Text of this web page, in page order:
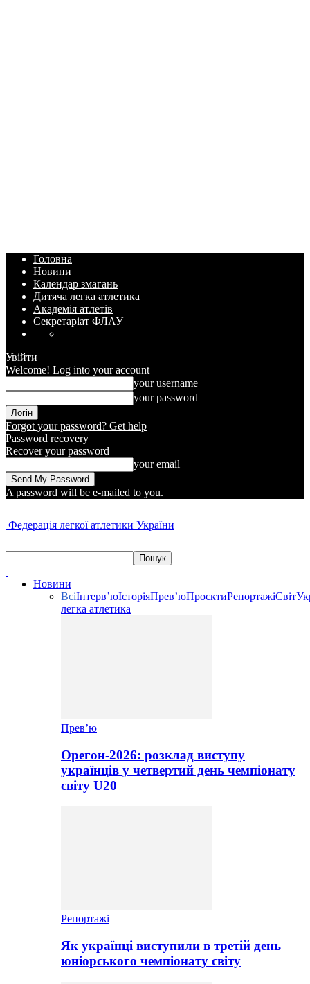
Головна
Новини
Календар змагань
Дитяча легка атлетика
Академія атлетів
Секретаріат ФЛАУ
Увійти
Welcome! Log into your account
your username
your password
Forgot your password? Get help
Password recovery
Recover your password
your email
A password will be e-mailed to you.
Федерація легкої атлетики України
Новини
ВсіІнтерв’юІсторіяПрев’юПроєктиРепортажіСвіт
легка атлетика
Прев’ю
Орегон-2026: розклад виступу
українців у четвертий день чемпіонату
світу U20
Репортажі
Як українці виступили в третій день
юніорського чемпіонату світу